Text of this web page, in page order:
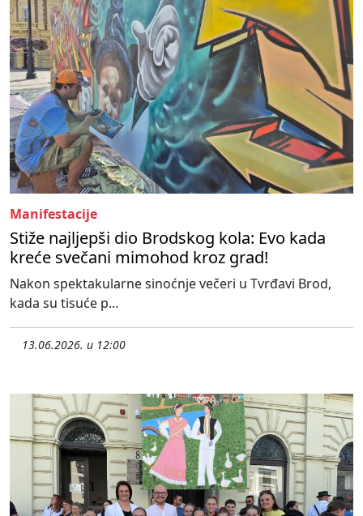
Manifestacije
Stiže najljepši dio Brodskog kola: Evo kada
kreće svečani mimohod kroz grad!
Nakon spektakularne sinoćnje večeri u Tvrđavi Brod,
kada su tisuće p...
13.06.2026. u 12:00